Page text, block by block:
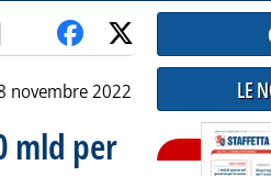
novembre 2022
mld per
LE